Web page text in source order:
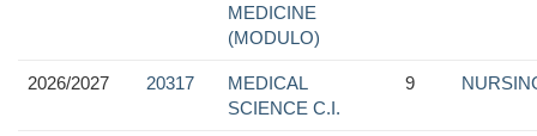
MEDICINE
(MODULO)
2026/2027 20317
MEDICAL
SCIENCE C.I.
9